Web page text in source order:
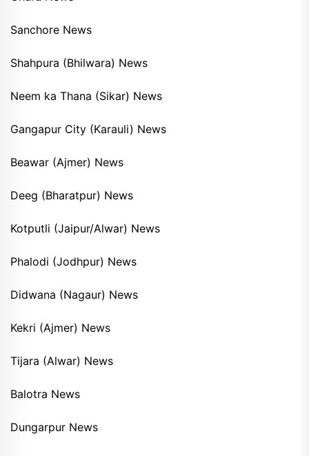
Sanchore News
Shahpura (Bhilwara) News
Neem ka Thana (Sikar) News
Gangapur City (Karauli) News
Beawar (Ajmer) News
Deeg (Bharatpur) News
Kotputli (Jaipur/Alwar) News
Phalodi (Jodhpur) News
Didwana (Nagaur) News
Kekri (Ajmer) News
Tijara (Alwar) News
Balotra News
Dungarpur News